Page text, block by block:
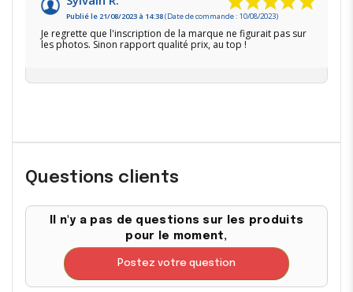
Publié le 21/08/2023 à 14:38(Date de commande : 10/08/2023)
Je regrette que l'inscription de la marque ne figurait pas sur
les photos. Sinon rapport qualité prix, au top !
Questions clients
Il n'y a pas de questions sur les produits
pour le moment,
Postez votre question